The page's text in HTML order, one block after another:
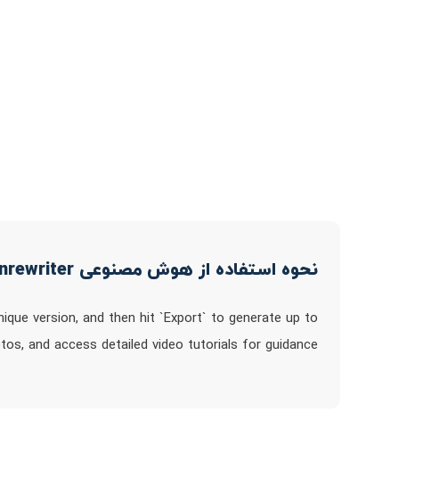
نحوه استفاده از هوش مصنوعی Spinrewriter
version, and then hit `Export` to generate up to
and access detailed video tutorials for guidance